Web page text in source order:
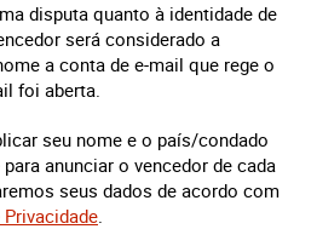
disputa quanto à identidade de
será considerado a
a conta de e-mail que rege o
foi aberta.
seu nome e o país/condado
anunciar o vencedor de cada
seus dados de acordo com
.